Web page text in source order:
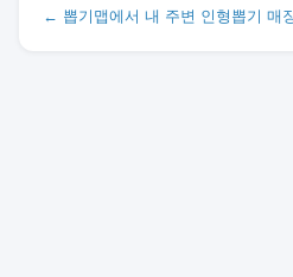
← 뽑기맵에서 내 주변 인형뽑기 매